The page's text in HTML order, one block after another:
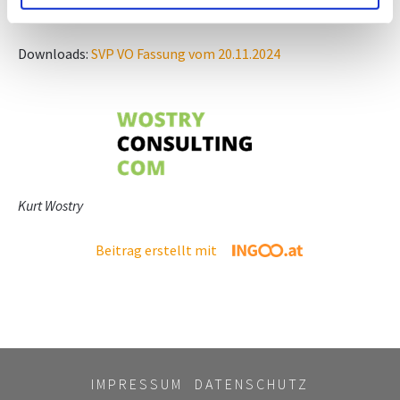
Downloads: SVP VO Fassung vom 20.11.2024
Kurt Wostry
Beitrag erstellt mit
IMPRESSUM DATENSCHUTZ